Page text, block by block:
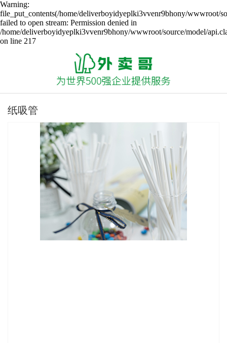
Warning:
file_put_contents(/home/deliverboyidyeplki3vvenr9bhony/wwwroot/
failed to open stream: Permission denied in
/home/deliverboyidyeplki3vvenr9bhony/wwwroot/source/model/
on line 217
纸吸管